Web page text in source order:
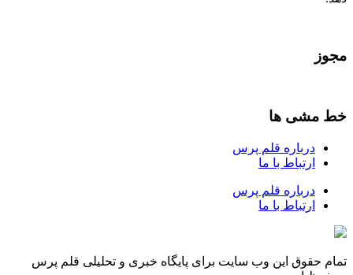
مجوز
خط مشی ها
درباره قلم پرس
ارتباط با ما
درباره قلم پرس
ارتباط با ما
تمام حقوق این وب سایت برای پایگاه خبری و تحلیلی قلم پرس